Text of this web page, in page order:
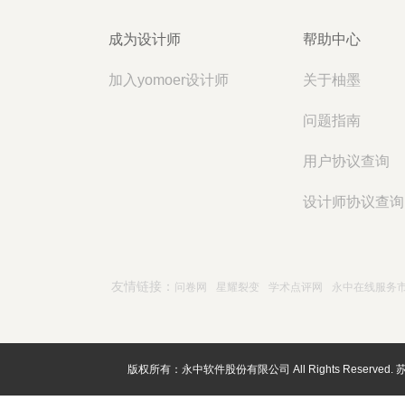
成为设计师
加入yomoer设计师
帮助中心
关于柚墨
问题指南
用户协议查询
设计师协议查询
友情链接： 问卷网 星耀裂变 学术点评网 永中在线服务
版权所有：永中软件股份有限公司 All Rights Reserved.